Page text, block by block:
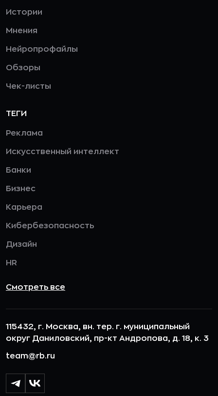
Истории
Мнения
Нейропрофайлы
Обзоры
Чек-листы
ТЕГИ
Реклама
Искусственный интеллект
Банки
Бизнес
Карьера
Кибербезопасность
Дизайн
HR
Смотреть все
115432, г. Москва, вн. тер. г. муниципальный
округ Даниловский, пр-кт Андропова, д. 18, к. 3
team@rb.ru